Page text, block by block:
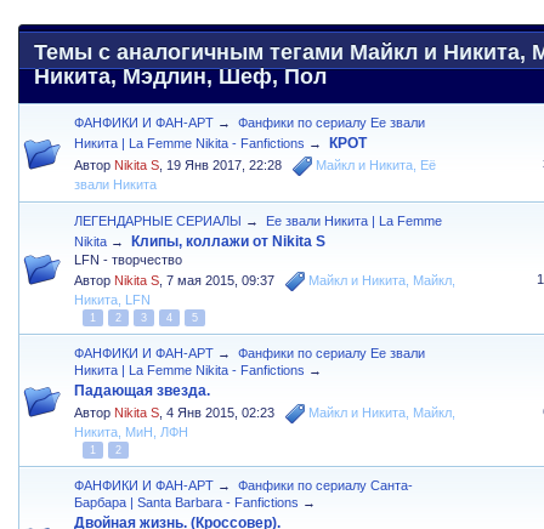
Темы с аналогичным тегами Майкл и
Никита, Мэдлин, Шеф, Пол
ФАНФИКИ И ФАН-АРТ →
Фанфики по сериалу Ее звали
Никита | La Femme Nikita - Fanfictions → КРОТ
Автор Nikita S 19 Янв 2017, 22:28 Майкл и Никита Её
звали Никита
ЛЕГЕНДАРНЫЕ СЕРИАЛЫ →
Ее звали Никита | La Femme
Nikita → Клипы, коллажи от Nikita S
LFN - творчество
Автор Nikita S ,7 мая 2015, 09:37 Майкл и Никита Майкл
Никита LFN
1 2 3 4 5
ФАНФИКИ И ФАН-АРТ →
Фанфики по сериалу Ее звали
Никита | La Femme Nikita - Fanfictions →
Падающая звезда.
Автор Nikita S ,4 Янв 2015, 02:23 Майкл и Никита Майкл
Никита МиН ЛФН
1 2
ФАНФИКИ И ФАН-АРТ →
Фанфики по сериалу Санта-
Барбара | Santa Barbara - Fanfictions →
Двойная жизнь. (Кроссовер).